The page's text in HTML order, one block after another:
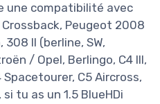
une compatibilité avec
Peugeot 2008
308 II (berline, SW,
/ Opel, Berlingo, C4 III,
C5 Aircross,
tu as un 1.5 BlueHDi